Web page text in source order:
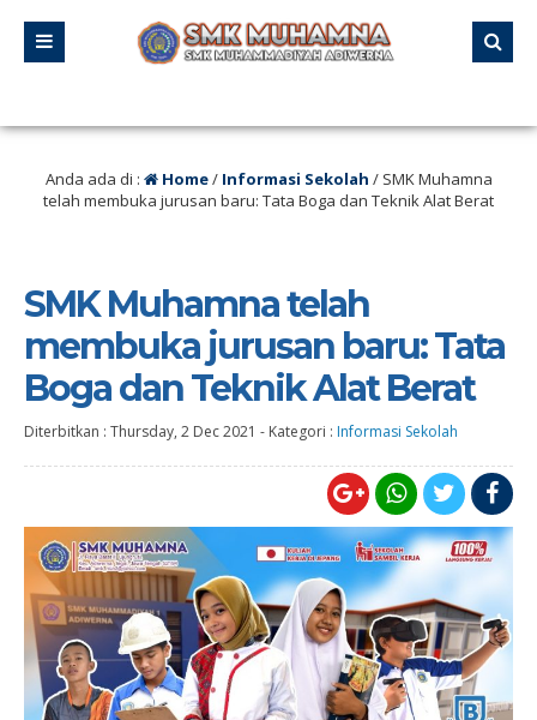
Anda ada di : Home/ Informasi Sekolah / SMK Muhamna
telah membuka jurusan baru: Tata Boga dan Teknik Alat Berat
SMK Muhamna telah
membuka jurusan baru: Tata
Boga dan Teknik Alat Berat
Diterbitkan : Thursday, 2 Dec 2021 - Kategori : Informasi Sekolah